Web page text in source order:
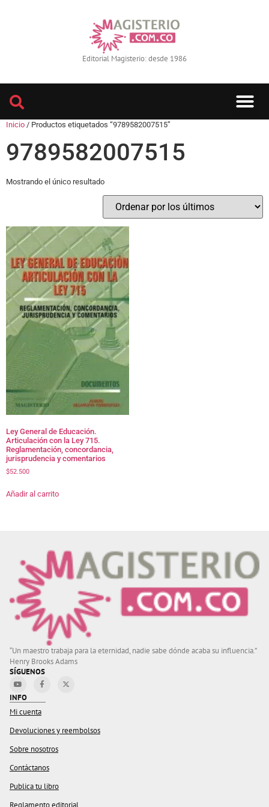
Editorial Magisterio: desde 1986
Inicio / Productos etiquetados “9789582007515”
9789582007515
Mostrando el único resultado
Ley General de Educación.
Articulación con la Ley 715.
Reglamentación, concordancia,
jurisprudencia y comentarios
$52.500
Añadir al carrito
“Un maestro trabaja para la eternidad, nadie sabe dónde acaba su influencia.”
Henry Brooks Adams
SÍGUENOS
INFO
Mi cuenta
Devoluciones y reembolsos
Sobre nosotros
Contáctanos
Publica tu libro
Reglamento editorial